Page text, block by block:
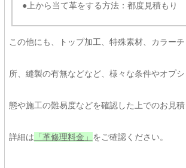
●上から当て革をする方法：都度見積もり
この他にも、トップ加工、特殊素材、カラー
所、縫製の有無などなど、様々な条件やオプ
態や施工の難易度などを確認した上でのお見積
詳細は 「革修理料金」 をご確認ください。